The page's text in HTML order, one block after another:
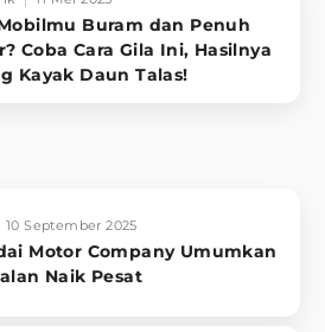
Buram dan Penuh
Coba Cara Gila Ini, Hasilnya
Kayak Daun Talas!
10 September 2025
Motor Company Umumkan
Naik Pesat